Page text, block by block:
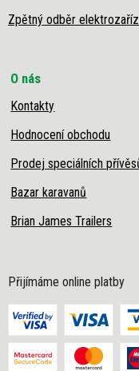
Zpětný odběr
O nás
Kontakty
Hodnocení obchodu
Prodej speciálních
Bazar karavanů
Brian James Trailers
Přijímáme online platby